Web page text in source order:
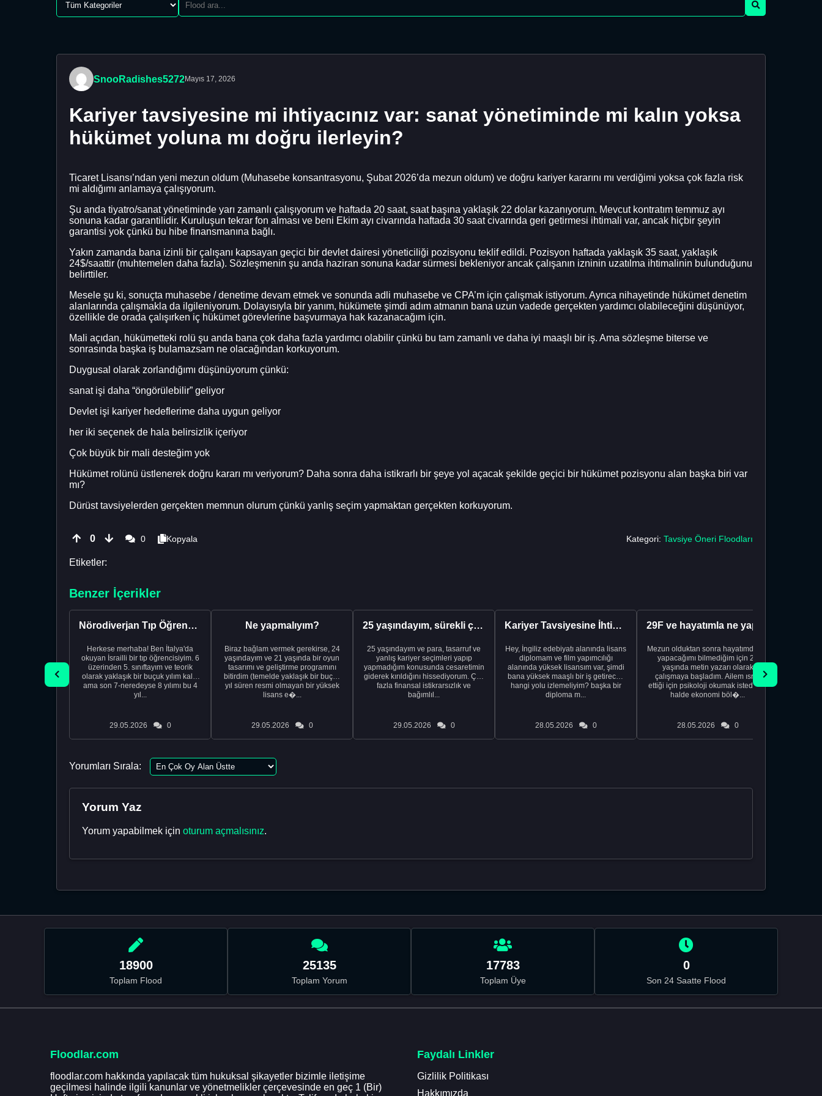
SnooRadishes5272Mayıs 17, 2026
Kariyer tavsiyesine mi ihtiyacınız var: sanat yönetiminde mi kalın yoksa
hükümet yoluna mı doğru ilerleyin?
Ticaret Lisansı’ndan yeni mezun oldum (Muhasebe konsantrasyonu, Şubat 2026’da mezun oldum) ve doğru kariyer kararını mı verdiğimi yoksa çok fazla risk
mi aldığımı anlamaya çalışıyorum.
Şu anda tiyatro/sanat yönetiminde yarı zamanlı çalışıyorum ve haftada 20 saat, saat başına yaklaşık 22 dolar kazanıyorum. Mevcut kontratım temmuz ayı
sonuna kadar garantilidir. Kuruluşun tekrar fon alması ve beni Ekim ayı civarında haftada 30 saat civarında geri getirmesi ihtimali var, ancak hiçbir şeyin
garantisi yok çünkü bu hibe finansmanına bağlı.
Yakın zamanda bana izinli bir çalışanı kapsayan geçici bir devlet dairesi yöneticiliği pozisyonu teklif edildi. Pozisyon haftada yaklaşık 35 saat, yaklaşık
24$/saattir (muhtemelen daha fazla). Sözleşmenin şu anda haziran sonuna kadar sürmesi bekleniyor ancak çalışanın izninin uzatılma ihtimalinin bulunduğunu
belirttiler.
Mesele şu ki, sonuçta muhasebe / denetime devam etmek ve sonunda adli muhasebe ve CPA’m için çalışmak istiyorum. Ayrıca nihayetinde hükümet denetim
alanlarında çalışmakla da ilgileniyorum. Dolayısıyla bir yanım, hükümete şimdi adım atmanın bana uzun vadede gerçekten yardımcı olabileceğini düşünüyor,
özellikle de orada çalışırken iç hükümet görevlerine başvurmaya hak kazanacağım için.
Mali açıdan, hükümetteki rolü şu anda bana çok daha fazla yardımcı olabilir çünkü bu tam zamanlı ve daha iyi maaşlı bir iş. Ama sözleşme biterse ve
sonrasında başka iş bulamazsam ne olacağından korkuyorum.
Duygusal olarak zorlandığımı düşünüyorum çünkü:
sanat işi daha “öngörülebilir” geliyor
Devlet işi kariyer hedeflerime daha uygun geliyor
her iki seçenek de hala belirsizlik içeriyor
Çok büyük bir mali desteğim yok
Hükümet rolünü üstlenerek doğru kararı mı veriyorum? Daha sonra daha istikrarlı bir şeye yol açacak şekilde geçici bir hükümet pozisyonu alan başka biri var
mı?
Dürüst tavsiyelerden gerçekten memnun olurum çünkü yanlış seçim yapmaktan gerçekten korkuyorum.
0 0 Kopyala Kategori: Tavsiye Öneri Floodları
Etiketler:
Benzer İçerikler
Nörodiverjan Tıp Öğrencisi Yeni Bir Yol Arıyor
Herkese merhaba! Ben İtalya'da
okuyan İsrailli bir tıp öğrencisiyim. 6
üzerinden 5. sınıftayım ve teorik
olarak yaklaşık bir buçuk yılım kaldı
ama son 7-neredeyse 8 yılımı bu 4
yıl...
29.05.2026 0
Ne yapmalıyım?
Biraz bağlam vermek gerekirse, 24
yaşındayım ve 21 yaşında bir oyun
tasarımı ve geliştirme programını
bitirdim (temelde yaklaşık bir buçuk
yıl süren resmi olmayan bir yüksek
lisans e�...
29.05.2026 0
25 yaşındayım, sürekli çalışıyorum ve hâlâ maddi a...
25 yaşındayım ve para, tasarruf ve
yanlış kariyer seçimleri yapıp
yapmadığım konusunda cesaretimin
giderek kırıldığını hissediyorum. Çok
fazla finansal istikrarsızlık ve
bağımlıl...
29.05.2026 0
Kariyer Tavsiyesine İhtiyacınız Var
Hey, İngiliz edebiyatı alanında lisans
diplomam ve film yapımcılığı
alanında yüksek lisansım var, şimdi
bana yüksek maaşlı bir iş getirecek
hangi yolu izlemeliyim? başka bir
diploma m...
28.05.2026 0
Mezun olduktan sonra hayatımda ne
yapacağımı bilmediğim için 20
yaşında metin yazarı olarak
çalışmaya başladım. Ailem ısrar
ettiği için psikoloji okumak istediğim
halde ekonomi böl�...
28.05.2026 0
Yorumları Sırala:
Yorum Yaz
Yorum yapabilmek için oturum açmalısınız.
18900
Toplam Flood
25135
Toplam Yorum
17783
Toplam Üye
0
Son 24 Saatte Flood
Floodlar.com
floodlar.com hakkında yapılacak tüm hukuksal şikayetler bizimle iletişime
geçilmesi halinde ilgili kanunlar ve yönetmelikler çerçevesinde en geç 1 (Bir)
Faydalı Linkler
Gizlilik Politikası
Hakkımızda